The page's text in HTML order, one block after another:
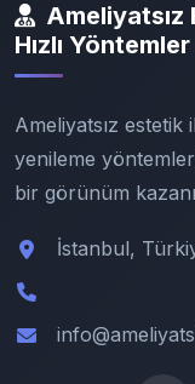
Hızlı Yöntemler
Ameliyatsız
yenileme
bir görünüm
İstanbul,